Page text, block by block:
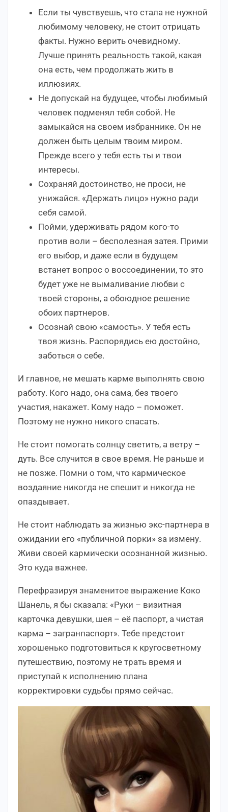
Если ты чувствуешь, что стала не нужной
любимому человеку, не стоит отрицать
факты. Нужно верить очевидному.
Лучше принять реальность такой, какая
она есть, чем продолжать жить в
иллюзиях.
Не допускай на будущее, чтобы любимый
человек подменял тебя собой. Не
замыкайся на своем избраннике. Он не
должен быть целым твоим миром.
Прежде всего у тебя есть ты и твои
интересы.
Сохраняй достоинство, не проси, не
унижайся. «Держать лицо» нужно ради
себя самой.
Пойми, удерживать рядом кого-то
против воли – бесполезная затея. Прими
его выбор, и даже если в будущем
встанет вопрос о воссоединении, то это
будет уже не вымаливание любви с
твоей стороны, а обоюдное решение
обоих партнеров.
Осознай свою «самость». У тебя есть
твоя жизнь. Распорядись ею достойно,
заботься о себе.
И главное, не мешать карме выполнять свою
работу. Кого надо, она сама, без твоего
участия, накажет. Кому надо – поможет.
Поэтому не нужно никого спасать.
Не стоит помогать солнцу светить, а ветру –
дуть. Все случится в свое время. Не раньше и
не позже. Помни о том, что кармическое
воздаяние никогда не спешит и никогда не
опаздывает.
Не стоит наблюдать за жизнью экс-партнера в
ожидании его «публичной порки» за измену.
Живи своей кармически осознанной жизнью.
Это куда важнее.
Перефразируя знаменитое выражение Коко
Шанель, я бы сказала: «Руки – визитная
карточка девушки, шея – её паспорт, а чистая
карма – загранпаспорт». Тебе предстоит
хорошенько подготовиться к кругосветному
путешествию, поэтому не трать время и
приступай к исполнению плана
корректировки судьбы прямо сейчас.